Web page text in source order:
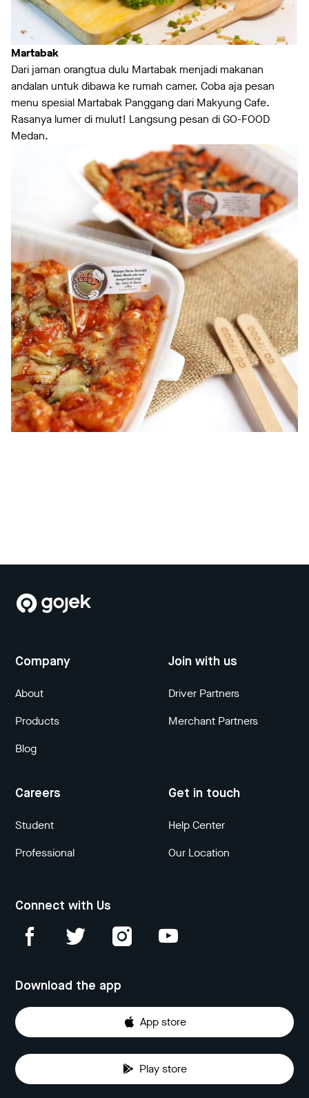
Martabak
Dari jaman orangtua dulu Martabak menjadi makanan
andalan untuk dibawa ke rumah camer. Coba aja pesan
menu spesial Martabak Panggang dari Makyung Cafe.
Rasanya lumer di mulut! Langsung pesan di GO-FOOD
Medan.
Company
About
Products
Blog
Join with us
Driver Partners
Merchant Partners
Careers
Student
Professional
Get in touch
Help Center
Our Location
Connect with Us
Download the app
App store
Play store